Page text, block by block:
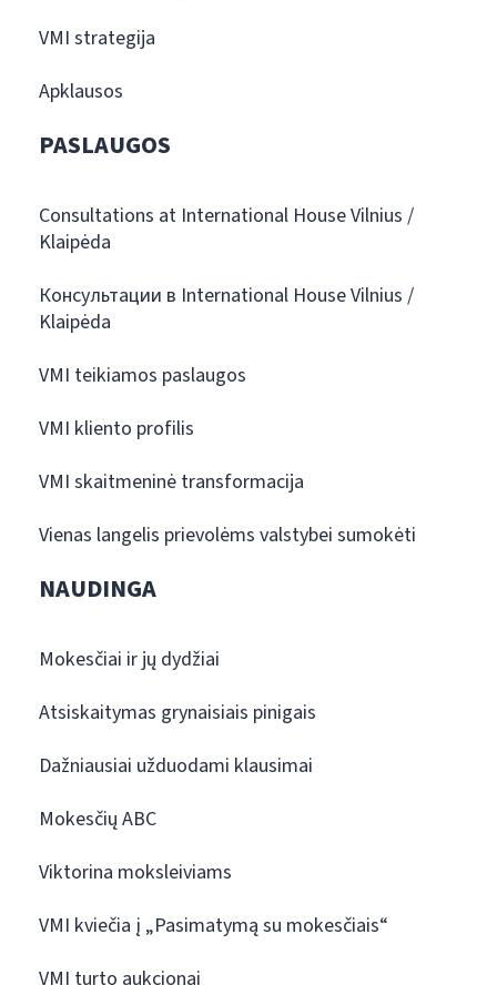
VMI strategija
Apklausos
PASLAUGOS
Consultations at International House Vilnius /
Klaipėda
Консультации в International House Vilnius /
Klaipėda
VMI teikiamos paslaugos
VMI kliento profilis
VMI skaitmeninė transformacija
Vienas langelis prievolėms valstybei sumokėti
NAUDINGA
Mokesčiai ir jų dydžiai
Atsiskaitymas grynaisiais pinigais
Dažniausiai užduodami klausimai
Mokesčių ABC
Viktorina moksleiviams
VMI kviečia į „Pasimatymą su mokesčiais“
VMI turto aukcionai